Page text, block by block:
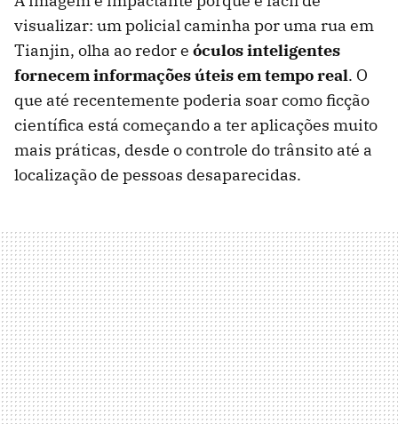
visualizar: um policial caminha por uma rua em
Tianjin, olha ao redor e óculos inteligentes
fornecem informações úteis em tempo real. O
que até recentemente poderia soar como ficção
científica está começando a ter aplicações muito
mais práticas, desde o controle do trânsito até a
localização de pessoas desaparecidas.